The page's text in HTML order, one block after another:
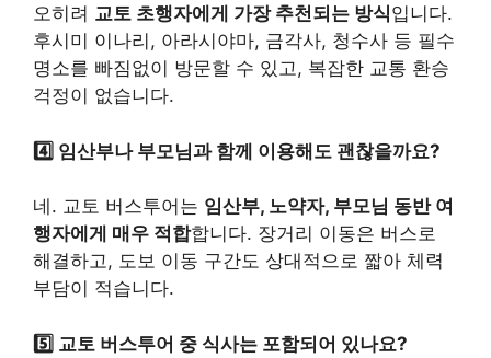
오히려 교토 초행자에게 가장 추천되는 방식입니다.
후시미 이나리, 아라시야마, 금각사, 청수사 등 필수
명소를 빠짐없이 방문할 수 있고, 복잡한 교통 환승
걱정이 없습니다.
4️⃣ 임산부나 부모님과 함께 이용해도 괜찮을까요?
네. 교토 버스투어는 임산부, 노약자, 부모님 동반 여
행자에게 매우 적합합니다. 장거리 이동은 버스로
해결하고, 도보 이동 구간도 상대적으로 짧아 체력
부담이 적습니다.
5️⃣ 교토 버스투어 중 식사는 포함되어 있나요?